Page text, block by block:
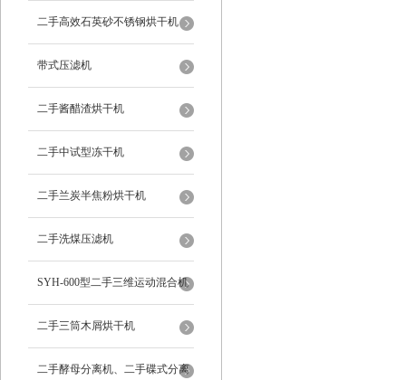
二手高效石英砂不锈钢烘干机
带式压滤机
二手酱醋渣烘干机
二手中试型冻干机
二手兰炭半焦粉烘干机
二手洗煤压滤机
SYH-600型二手三维运动混合机
二手三筒木屑烘干机
二手酵母分离机、二手碟式分离